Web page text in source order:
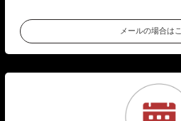
メールの場合は